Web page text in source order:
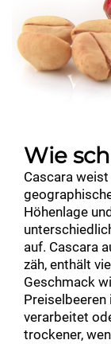
Wie
Cascara
Höhenlage
auf. Cascara
zäh, enthält
Geschmack
verarbeitet
trockener,